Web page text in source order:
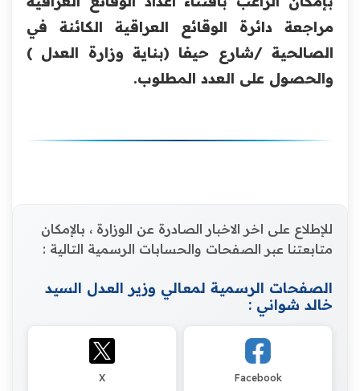
مراجعة دائرة الوقائع العراقية الكائنة في
الصالحية /شارع حيفا (بناية وزارة العدل )
والحصول على العدد المطلوب.
للإطلاع على اخر الاخبار الصادرة عن الوزارة ، بالإمكان
متابعتنا عبر الصفحات والحسابات الرسمية التالية :
الصفحات الرسمية لمعالي وزير العدل السيد
خالد شواني :
Facebook
X